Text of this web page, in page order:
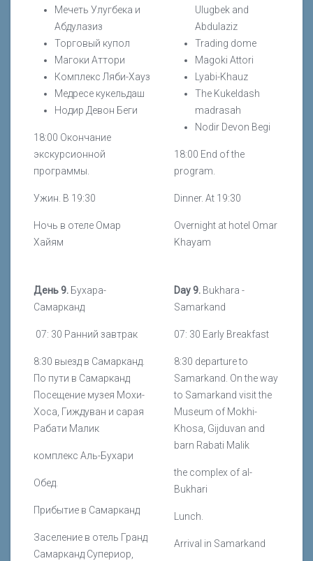
Мечеть Улугбека и
Абдулазиз
Торговый купол
Магоки Аттори
Комплекс Ляби-Хауз
Медресе кукельдаш
Нодир Девон Беги
18:00 Окончание
экскурсионной
программы.
Ужин. В 19:30
Ночь в отеле Омар
Хайям
Ulugbek and
Abdulaziz
Trading dome
Magoki Attori
Lyabi-Khauz
The Kukeldash
madrasah
Nodir Devon Begi
18:00 End of the
program.
Dinner. At 19:30
Overnight at hotel Omar
Khayam
День 9. Бухара-
Самарканд
07: 30 Ранний завтрак
8:30 выезд в Самарканд.
По пути в Самарканд
Посещение музея Мохи-
Хоса, Гиждуван и сарая
Рабати Малик
комплекс Аль-Бухари
Обед.
Прибытие в Самарканд
Заселение в отель Гранд
Самарканд Супериор,
Day 9. Bukhara -
Samarkand
07: 30 Early Breakfast
8:30 departure to
Samarkand. On the way
to Samarkand visit the
Museum of Mokhi-
Khosa, Gijduvan and
barn Rabati Malik
the complex of al-
Bukhari
Lunch.
Arrival in Samarkand